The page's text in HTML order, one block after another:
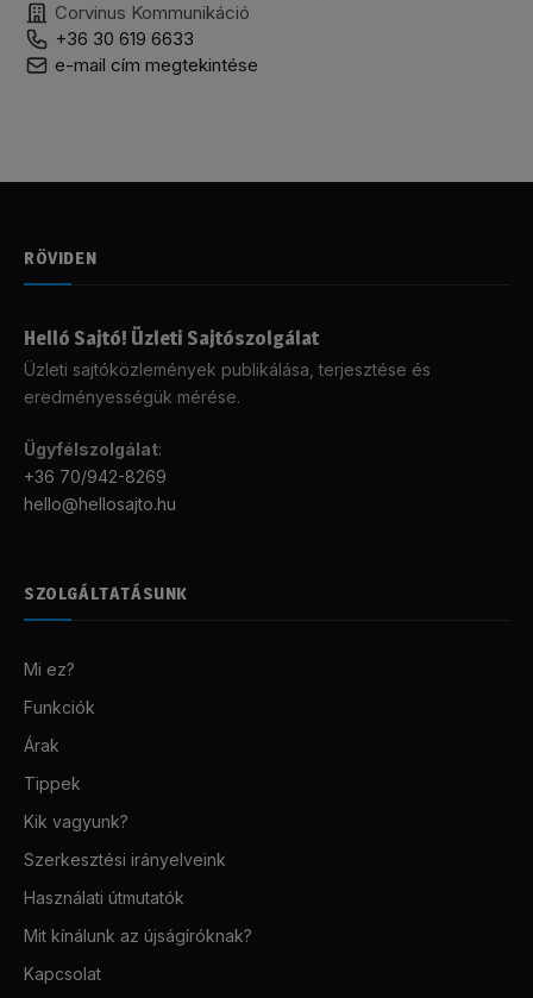
Corvinus Kommunikáció
+36 30 619 6633
e-mail cím megtekintése
RÖVIDEN
Helló Sajtó! Üzleti Sajtószolgálat
Üzleti sajtóközlemények publikálása, terjesztése és
eredményességük mérése.
Ügyfélszolgálat:
+36 70/942-8269
hello@hellosajto.hu
SZOLGÁLTATÁSUNK
Mi ez?
Funkciók
Árak
Tippek
Kik vagyunk?
Szerkesztési irányelveink
Használati útmutatók
Mit kínálunk az újságíróknak?
Kapcsolat